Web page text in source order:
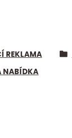
REKLAMA
NABÍDKA